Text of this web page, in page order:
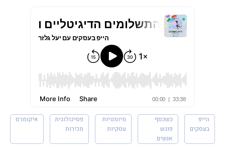
הייפ
בעסקים
כשכסף
פוגש
אנשים
מיומנויות
עסקיות
פסיכולוגית
מכירות
איקומרס